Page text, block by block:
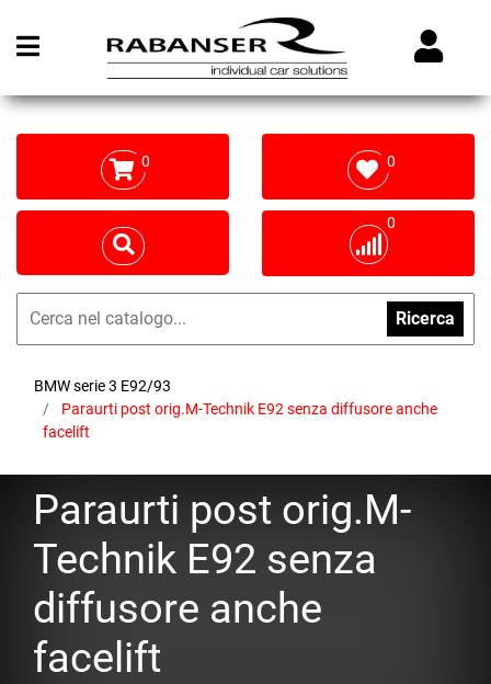
Open menu
0 0
0
Ricerca
BMW serie 3 E92/93
Paraurti post orig.M-Technik E92 senza diffusore anche
facelift
Paraurti post orig.M-
Technik E92 senza
diffusore anche
facelift